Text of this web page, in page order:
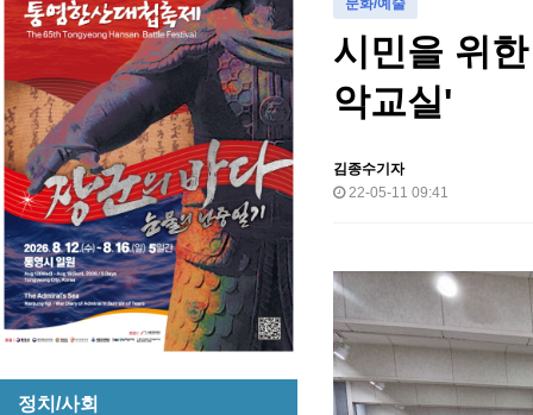
정치/사회
문화/예술
시민을 위
악교실'
김종수기자
22-05-11 09:41